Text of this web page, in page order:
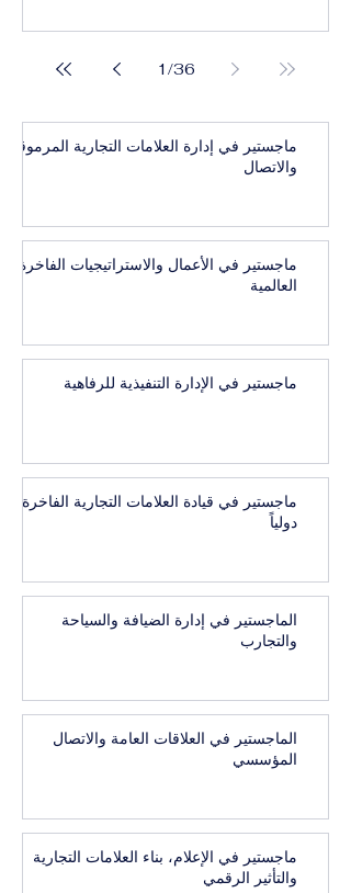
1 /36
ماجستير في إدارة العلامات التجارية المرموقة
والاتصال
ماجستير في الأعمال والاستراتيجيات الفاخرة
العالمية
ماجستير في الإدارة التنفيذية للرفاهية
ماجستير في قيادة العلامات التجارية الفاخرة
دولياً
الماجستير في إدارة الضيافة والسياحة
والتجارب
الماجستير في العلاقات العامة والاتصال
المؤسسي
ماجستير في الإعلام، بناء العلامات التجارية
والتأثير الرقمي